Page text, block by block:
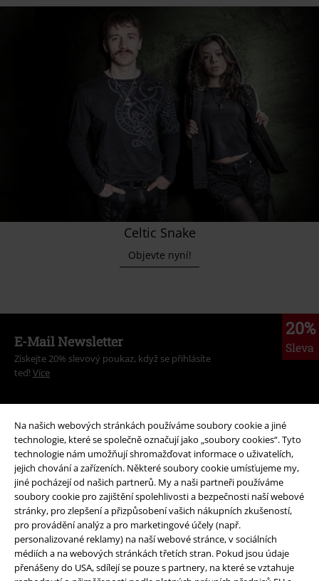
Na našich webových stránkách používáme soubory cookie a jiné
technologie, které se společně označují jako „soubory cookies“. Tyto
technologie nám umožňují shromažďovat informace o uživatelích,
jejich chování a zařízeních. Některé soubory cookie umísťujeme my,
jiné pocházejí od našich partnerů. My a naši partneři používáme
soubory cookie pro zajištění spolehlivosti a bezpečnosti naší webové
stránky, pro zlepšení a přizpůsobení vašich nákupních zkušeností,
pro provádění analýz a pro marketingové účely (např.
personalizované reklamy) na naší webové stránce, v sociálních
médiích a na webových stránkách třetích stran. Pokud jsou údaje
přenášeny do USA, sdílejí se pouze s partnery, na které se vztahuje
Celtic Snake
Objevte nyní!
20%
Sleva
E-Mail Newsletter
Získejte 20% slevový poukaz, když se přihlásíte
teď! Více
Tímto souhlasím se zasíláním EMP Newslettru a souhlasím s tím, že
E.M.P. Merchandising mbH může zpracovávat mé osobní údaje a
pravidelně mi posílat informace o svých produktech. Mé osobní údaje
budou zpracovány v souladu s ustanoveními
Ochrana osobních údajů
Můj souhlas mohu kdykoliv odvolat na odhlašovací odkaz/link.
Unsubscribe here.
Odebírat